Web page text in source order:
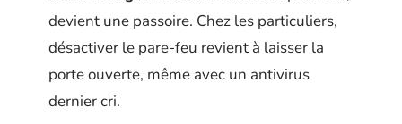
devient une passoire. Chez les particuliers,
désactiver le pare-feu revient à laisser la
porte ouverte, même avec un antivirus
dernier cri.